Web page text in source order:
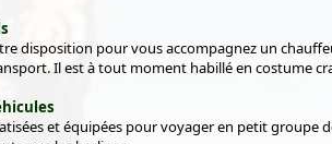
disposition pour vous accompagnez un
Il est à tout moment habillé en costume
et équipées pour voyager en petit groupe